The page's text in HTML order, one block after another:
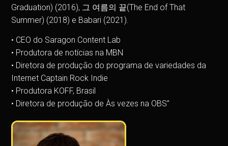
Graduation) (2016), 그 여름의 끝(The End of That
Summer) (2018) e Babari (2021).
• CEO do Saragon Content Lab
• Produtora de notícias na MBN
• Diretora de produção do programa de variedades da
Internet Captain Rock Indie
• Produtora KOFF, Brasil
• Diretora de produção de Às vezes na OBS”